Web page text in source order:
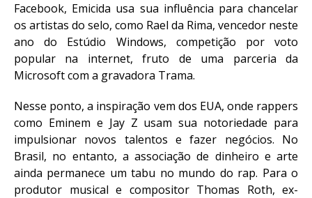
Facebook, Emicida usa sua influência para chancelar
os artistas do selo, como Rael da Rima, vencedor neste
ano do Estúdio Windows, competição por voto
popular na internet, fruto de uma parceria da
Microsoft com a gravadora Trama.
Nesse ponto, a inspiração vem dos EUA, onde rappers
como Eminem e Jay Z usam sua notoriedade para
impulsionar novos talentos e fazer negócios. No
Brasil, no entanto, a associação de dinheiro e arte
ainda permanece um tabu no mundo do rap. Para o
produtor musical e compositor Thomas Roth, ex-